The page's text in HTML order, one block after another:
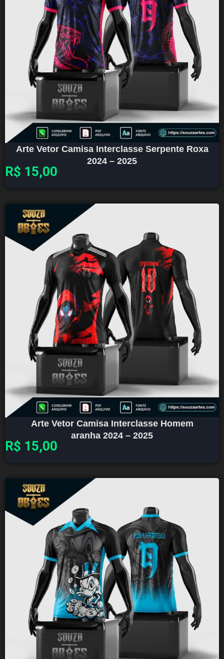
Arte Vetor Camisa Interclasse Serpente Roxa
2024 – 2025
R$ 15,00
Arte Vetor Camisa Interclasse Homem
aranha 2024 – 2025
R$ 15,00